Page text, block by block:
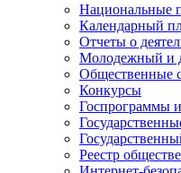
Национальные
Календарный
Отчеты о
Молодежный и
Общественные
Конкурсы
Госпрограммы
Реестр